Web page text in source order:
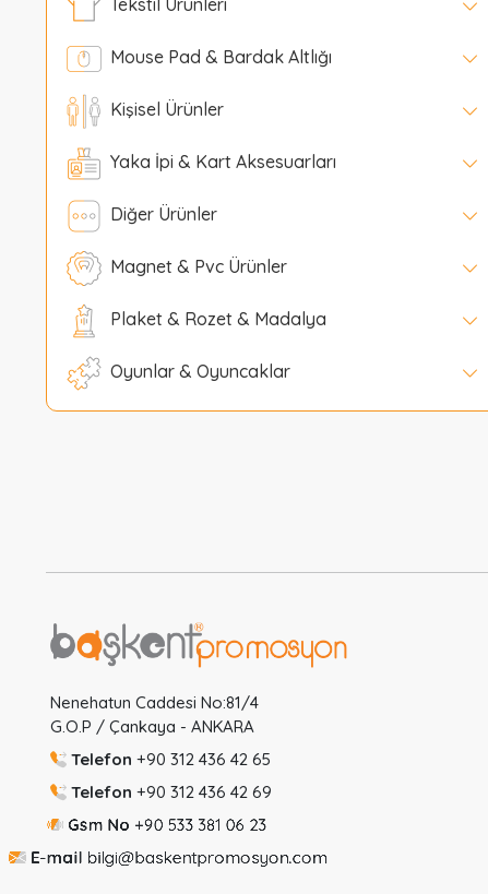
Tekstil Ürünleri
Mouse Pad & Bardak Altlığı
Kişisel Ürünler
Yaka İpi & Kart Aksesuarları
Diğer Ürünler
Magnet & Pvc Ürünler
Plaket & Rozet & Madalya
Oyunlar & Oyuncaklar
Nenehatun Caddesi No:81/4
G.O.P / Çankaya - ANKARA
Telefon +90 312 436 42 65
Telefon +90 312 436 42 69
Gsm No +90 533 381 06 23
E-mailbilgi@baskentpromosyon.com